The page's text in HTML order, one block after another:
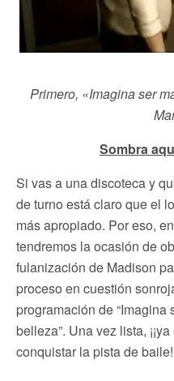
Primero, «Imagina ser
Sombra
Si vas a una discoteca y
de turno está claro que el
más apropiado. Por eso,
tendremos la ocasión de
fulanización de Madison
proceso en cuestión
programación de
belleza”. Una vez lista,
conquistar la pista de